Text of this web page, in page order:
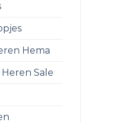
Hema
Sale